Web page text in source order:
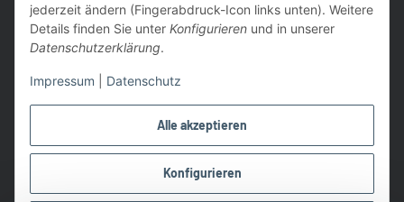
Alle akzeptieren
Konfigurieren
jederzeit ändern (Fingerabdruck-Icon links unten). Weitere
Details finden Sie unter Konfigurieren und in unserer
Datenschutzerklärung.
Impressum Datenschutz
UVP: Ist die unverbindliche Preisempfehlung des Herstellers für
* Gratis Versand ab 99 € innerhalb Deutschlands
getroffen, um sicherzustellen, dass es es sich um echte